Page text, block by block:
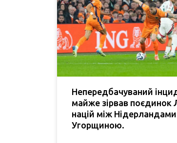
Непередбачуваний
майже зірвав поєдинок
націй між
Угорщиною.